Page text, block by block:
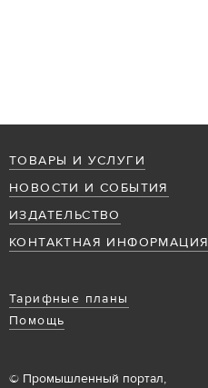
ТОВАРЫ И УСЛУГИ
НОВОСТИ И СОБЫТИЯ
ИЗДАТЕЛЬСТВО
КОНТАКТНАЯ ИНФОРМАЦИЯ
Тарифные планы
Помощь
© Промышленный портал,